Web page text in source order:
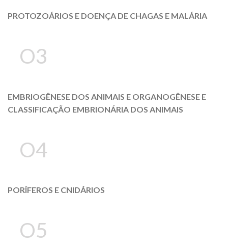
PROTOZOÁRIOS E DOENÇA DE CHAGAS E MALÁRIA
O3
EMBRIOGÊNESE DOS ANIMAIS E ORGANOGÊNESE E
CLASSIFICAÇÃO EMBRIONÁRIA DOS ANIMAIS
O4
PORÍFEROS E CNIDÁRIOS
O5